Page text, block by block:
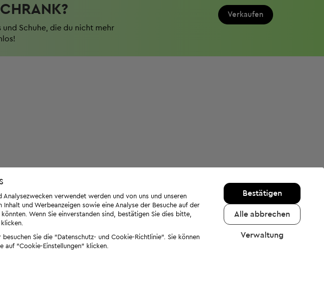
und Schuhe, die du nicht mehr
Verkaufen
verwendet werden und von uns und unseren
und Werbeanzeigen sowie eine Analyse der Besuche auf der
Wenn Sie einverstanden sind, bestätigen Sie dies bitte,
Sie die "Datenschutz- und Cookie-Richtlinie". Sie können
auf "Cookie-Einstellungen" klicken.
Bestätigen
Alle abbrechen
Verwaltung